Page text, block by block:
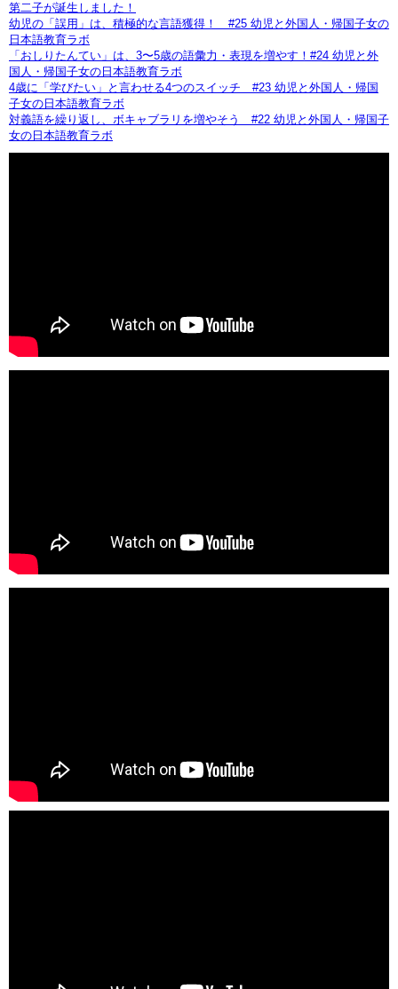
第二子が誕生しました！
幼児の「誤用」は、積極的な言語獲得！ #25 幼児と外国人・帰国子女の
日本語教育ラボ
「おしりたんてい」は、3〜5歳の語彙力・表現を増やす！#24 幼児と外
国人・帰国子女の日本語教育ラボ
4歳に「学びたい」と言わせる4つのスイッチ #23 幼児と外国人・帰国
子女の日本語教育ラボ
対義語を繰り返し、ボキャブラリを増やそう #22 幼児と外国人・帰国子
女の日本語教育ラボ